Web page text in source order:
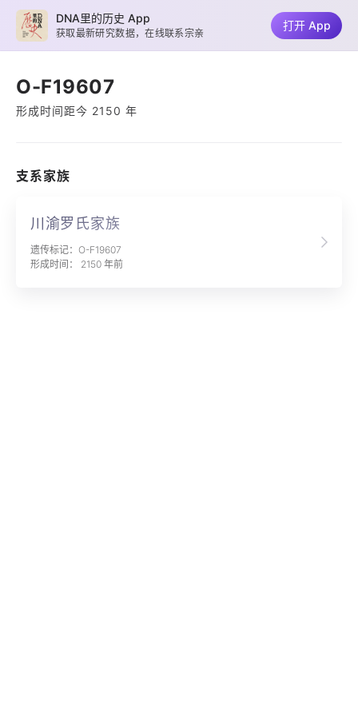
O-F19607
形成时间距今 2150 年
支系家族
川渝罗氏家族
遗传标记：O-F19607
形成时间： 2150 年前
DNA里的历史 App
获取最新研究数据，在线联系宗亲
打开 App